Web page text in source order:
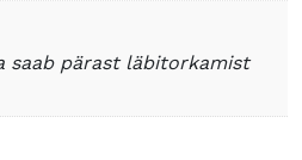
saab pärast läbitorkamist